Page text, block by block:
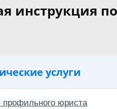
инструкция
услуги
профильного юриста